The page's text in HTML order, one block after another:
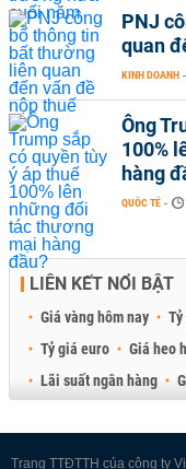
PNJ
quan
KINH DOANH -
Ông
100%
hàng
QUỐC TẾ -
LIÊN KẾT NỔI BẬT
Giá vàng hôm nay
Tỷ giá euro
Giá heo
Lãi suất ngân hàng
Trang TTĐTTH của công ty